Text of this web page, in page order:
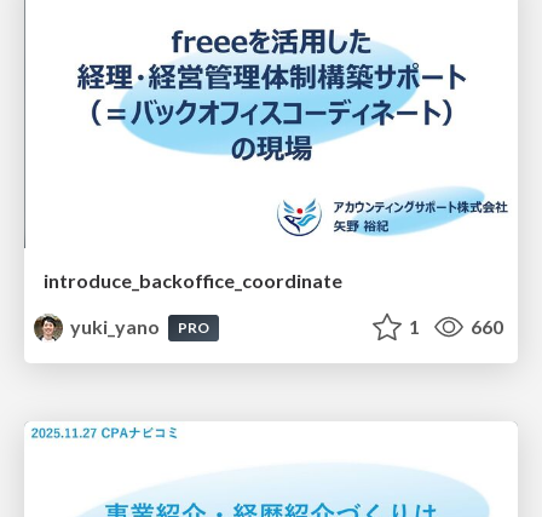
introduce_backoffice_coordinate
yuki_yano
PRO 1 660